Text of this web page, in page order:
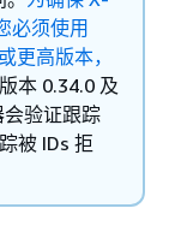
必须使用
更高版本，
版本 0.34.0 及
验证跟踪
被 IDs 拒